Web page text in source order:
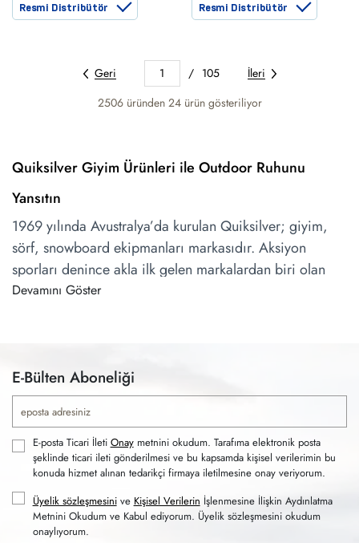
Resmi Distribütör Resmi Distribütör
Geri 1 / 105
İleri
2506 üründen 24 ürün gösteriliyor
Quiksilver Giyim Ürünleri ile Outdoor Ruhunu
Yansıtın
1969 yılında Avustralya’da kurulan Quiksilver; giyim,
sörf, snowboard ekipmanları markasıdır. Aksiyon
sporları denince akla ilk gelen markalardan biri olan
Quiksilver; unisex, çocuk, erkek kategorisinde ürünleri
Kaliteli ve dayanıklı ürünlerin bulunduğu
koleksiyonlarda, çevreye duyarlı üretim ilkesi de esas
alınır. Siz de sörf, snowboard gibi sporlara
meraklıysanızerkek giyimkategorisinde yer alan
nitelikli ürünlere SPX üzerinden göz atabilirsiniz.
Quiksilver Tişörtlerle Yaz Sıcaklarında Serin ve Stil
Devamını Göster
E-Bülten Aboneliği
E-posta Ticari İleti Onaymetnini okudum. Tarafıma elektronik posta
şeklinde ticari ileti gönderilmesi ve bu kapsamda kişisel verilerimin bu
konuda hizmet alınan tedarikçi firmaya iletilmesine onay veriyorum.
Üyelik sözleşmesinive Kişisel Verilerin İşlenmesine İlişkin Aydınlatma
Metnini Okudum ve Kabul ediyorum. Üyelik sözleşmesini okudum
onaylıyorum.